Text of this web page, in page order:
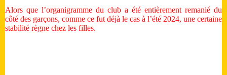
Alors que l’organigramme du club a été entièrement remanié du
côté des garçons, comme ce fut déjà le cas à l’été 2024, une certaine
stabilité règne chez les filles.